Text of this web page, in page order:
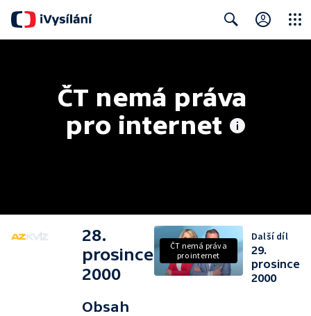
ČT nemá práva
pro internet
28.
prosince
2000
Obsah
ČT nemá práva
pro internet
Další díl
29.
prosince
2000